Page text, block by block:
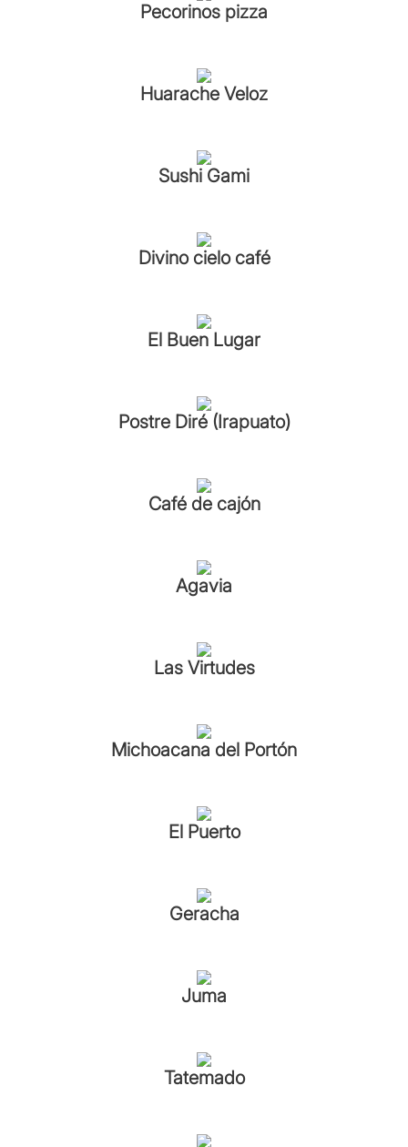
Pecorinos pizza
Huarache Veloz
Sushi Gami
Divino cielo café
El Buen Lugar
Postre Diré (Irapuato)
Café de cajón
Agavia
Las Virtudes
Michoacana del Portón
El Puerto
Geracha
Juma
Tatemado